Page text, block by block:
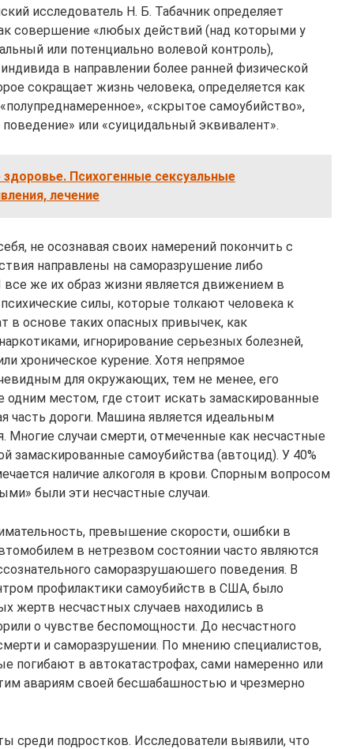
исследователь Н. Б. Табачник определяет
совершение «любых действий (над которыми у
или потенциально волевой контроль),
в направлении более ранней физической
сокращает жизнь человека, определяется как
«скрытое самоубийство»,
или «суицидальный эквивалент».
здоровье. Психогенные сексуальные
лечение
не осознавая своих намерений покончить с
направлены на саморазрушение либо
же их образ жизни является движением в
силы, которые толкают человека к
в основе таких опасных привычек, как
игнорирование серьезных болезней,
хроническое курение. Хотя непрямое
для окружающих, тем не менее, его
одним местом, где стоит искать замаскированные
часть дороги. Машина является идеальным
Многие случаи смерти, отмеченные как несчастные
замаскированные самоубийства (автоцид). У 40%
наличие алкоголя в крови. Спорным вопросом
были эти несчастные случаи.
превышение скорости, ошибки в
в нетрезвом состоянии часто являются
саморазрушаюшего поведения. В
профилактики самоубийств в США, было
жертв несчастных случаев находились в
о чувстве беспомощности. До несчастного
и саморазрушении. По мнению специалистов,
погибают в автокатастрофах, сами намеренно или
авариям своей бесшабашностью и чрезмерно
среди подростков. Исследователи выявили, что